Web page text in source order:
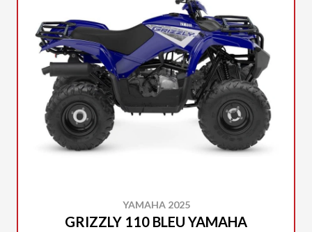
YAMAHA 2025
GRIZZLY 110 BLEU YAMAHA